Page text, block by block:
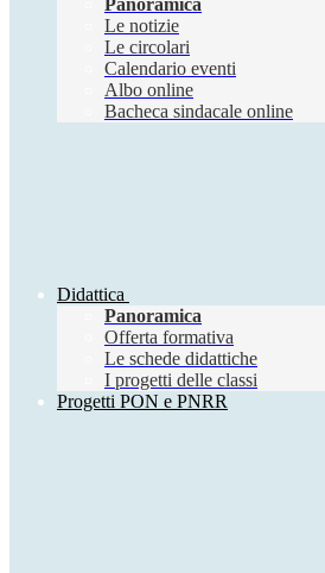
Panoramica
Le notizie
Le circolari
Calendario eventi
Albo online
Bacheca sindacale online
Didattica
Panoramica
Offerta formativa
Le schede didattiche
I progetti delle classi
Progetti PON e PNRR